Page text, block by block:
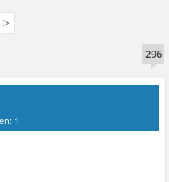
>
296
1